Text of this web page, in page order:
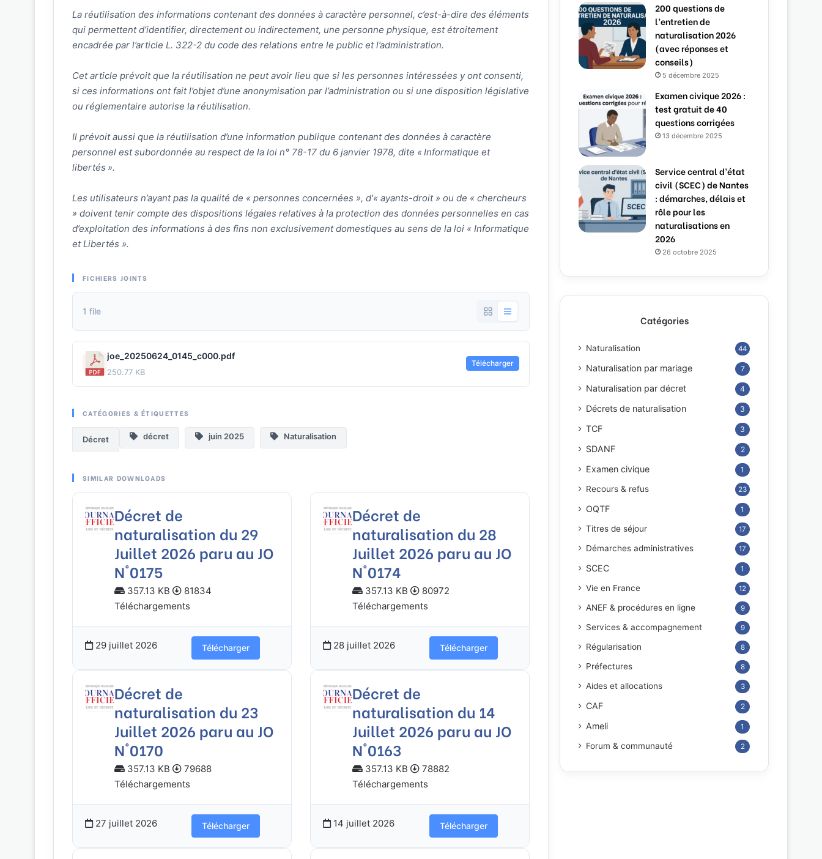
La réutilisation des informations contenant des données à caractère personnel, c’est-à-dire des éléments
qui permettent d’identifier, directement ou indirectement, une personne physique, est étroitement
encadrée par l’article L. 322-2 du code des relations entre le public et l’administration.
Cet article prévoit que la réutilisation ne peut avoir lieu que si les personnes intéressées y ont consenti,
si ces informations ont fait l’objet d’une anonymisation par l’administration ou si une disposition législative
ou réglementaire autorise la réutilisation.
Il prévoit aussi que la réutilisation d’une information publique contenant des données à caractère
personnel est subordonnée au respect de la loi n° 78-17 du 6 janvier 1978, dite « Informatique et
libertés ».
Les utilisateurs n’ayant pas la qualité de « personnes concernées », d'« ayants-droit » ou de « chercheurs
» doivent tenir compte des dispositions légales relatives à la protection des données personnelles en cas
d’exploitation des informations à des fins non exclusivement domestiques au sens de la loi « Informatique
et Libertés ».
FICHIERS JOINTS
1 file
joe_20250624_0145_c000.pdf
250.77 KB
Télécharger
CATÉGORIES & ÉTIQUETTES
Décret décret juin 2025 Naturalisation
SIMILAR DOWNLOADS
Décret de
naturalisation du 29
Juillet 2026 paru au JO
N°0175
357.13 KB
81834
Téléchargements
29 juillet 2026 Télécharger
Décret de
naturalisation du 28
Juillet 2026 paru au JO
N°0174
357.13 KB
80972
Téléchargements
28 juillet 2026 Télécharger
Décret de
naturalisation du 23
Juillet 2026 paru au JO
N°0170
357.13 KB
79688
Téléchargements
27 juillet 2026 Télécharger
Décret de
naturalisation du 14
Juillet 2026 paru au JO
N°0163
357.13 KB
78882
Téléchargements
14 juillet 2026 Télécharger
200 questions de
l’entretien de
naturalisation 2026
(avec réponses et
conseils)
5 décembre 2025
Examen civique 2026 :
test gratuit de 40
questions corrigées
13 décembre 2025
Service central d’état
civil (SCEC) de Nantes
: démarches, délais et
rôle pour les
naturalisations en
2026
26 octobre 2025
Catégories
Naturalisation 44
Naturalisation par mariage 7
Naturalisation par décret 4
Décrets de naturalisation 3
TCF 3
SDANF 2
Examen civique 1
Recours & refus 23
OQTF 1
Titres de séjour 17
Démarches administratives 17
SCEC 1
Vie en France 12
ANEF & procédures en ligne 9
Services & accompagnement 9
Régularisation 8
Préfectures 8
Aides et allocations 3
CAF 2
Ameli 1
Forum & communauté 2